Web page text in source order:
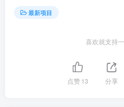
最新项目
喜欢就支持
点赞13 分享